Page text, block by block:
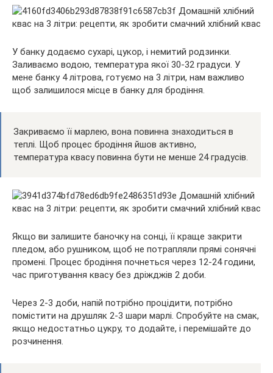
У банку додаємо сухарі, цукор, і немитий родзинки.
Заливаємо водою, температура якої 30-32 градуси. У
мене банку 4 літрова, готуємо на 3 літри, нам важливо
щоб залишилося місце в банку для бродіння.
Закриваємо її марлею, вона повинна знаходиться в
теплі. Щоб процес бродіння йшов активно,
температура квасу повинна бути не менше 24 градусів.
Якщо ви залишите баночку на сонці, її краще закрити
пледом, або рушником, щоб не потрапляли прямі сонячні
промені. Процес бродіння почнеться через 12-24 години,
час приготування квасу без дріжджів 2 доби.
Через 2-3 доби, напій потрібно процідити, потрібно
помістити на друшляк 2-3 шари марлі. Спробуйте на смак,
якщо недостатньо цукру, то додайте, і перемішайте до
розчинення.